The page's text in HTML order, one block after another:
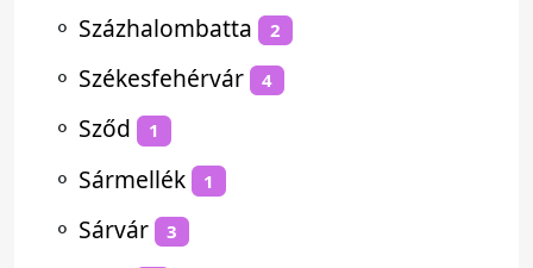
⚬ Százhalombatta 2
⚬ Székesfehérvár 4
⚬ Sződ 1
⚬ Sármellék 1
⚬ Sárvár 3